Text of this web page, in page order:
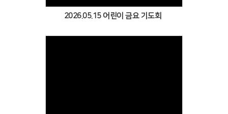
2026.05.15 어린이 금요 기도회